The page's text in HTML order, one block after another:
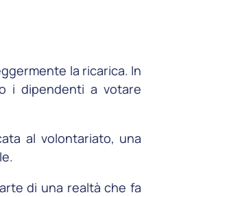
la ricarica. In
i dipendenti a votare
al volontariato, una
di una realtà che fa